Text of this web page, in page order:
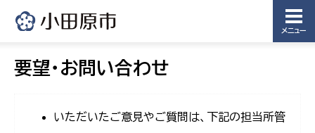
メニュー
要望・お問い合わせ
いただいたご意見やご質問は、下記の担当所管